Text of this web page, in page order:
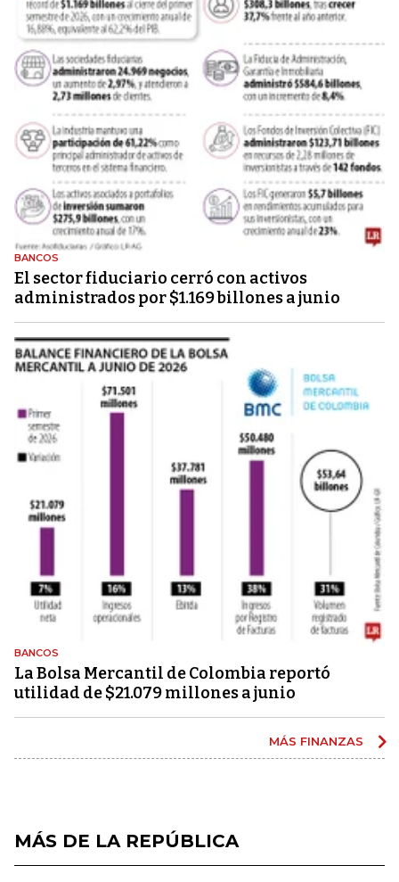
BANCOS
El sector fiduciario cerró con activos
administrados por $1.169 billones a junio
BANCOS
La Bolsa Mercantil de Colombia reportó
utilidad de $21.079 millones a junio
MÁS FINANZAS
MÁS DE LA REPÚBLICA